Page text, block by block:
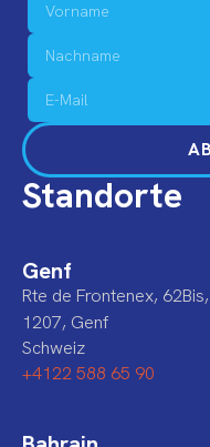
Standorte
Genf
Rte de Frontenex, 62Bis,
1207, Genf
Schweiz
+4122 588 65 90